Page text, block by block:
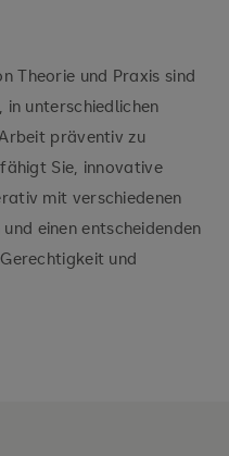
Theorie und Praxis sind
unterschiedlichen
präventiv zu
Sie, innovative
mit verschiedenen
einen entscheidenden
und